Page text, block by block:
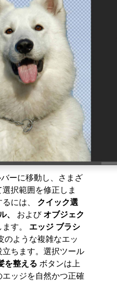
ーに移動し、さまざ
択範囲を修正しま
には、 クイック選
およびオブジェク
す。 エッジ ブラシ
のような複雑なエッ
ちます。選択ツール
を整える ボタンは上
ッジを自然かつ正確